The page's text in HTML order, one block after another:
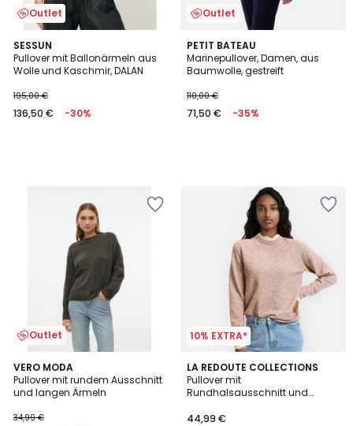
Outlet
SESSUN
Pullover mit Ballonärmeln aus
Wolle und Kaschmir, DALAN
195,00 €
136,50 € -30%
Outlet
PETIT BATEAU
Marinepullover, Damen, aus
Baumwolle, gestreift
110,00 €
71,50 € -35%
Outlet
VERO MODA
Pullover mit rundem Ausschnitt
und langen Ärmeln
34,99 €
2
/
5
10% EXTRA*
LA REDOUTE COLLECTIONS
Pullover mit
Rundhalsausschnitt und
44,99 €
2
Farben